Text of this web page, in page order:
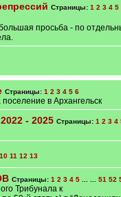
Страницы: 1 2 3 4 5
просьба - по
Страницы: 1 2 3 4 5 6
в Архангельск
- 2025 Страницы: 1 2 3 4
10 11 12 13
Страницы: 1 2 3 4 5... ... 51 52
Трибунала к